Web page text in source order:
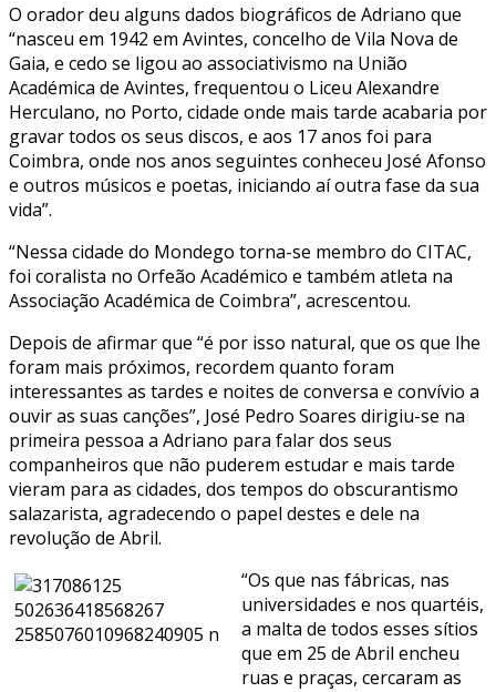
O orador deu alguns dados biográficos de Adriano que
“nasceu em 1942 em Avintes, concelho de Vila Nova de
Gaia, e cedo se ligou ao associativismo na União
Académica de Avintes, frequentou o Liceu Alexandre
Herculano, no Porto, cidade onde mais tarde acabaria por
gravar todos os seus discos, e aos 17 anos foi para
Coimbra, onde nos anos seguintes conheceu José Afonso
e outros músicos e poetas, iniciando aí outra fase da sua
vida”.
“Nessa cidade do Mondego torna-se membro do CITAC,
foi coralista no Orfeão Académico e também atleta na
Associação Académica de Coimbra”, acrescentou.
Depois de afirmar que “é por isso natural, que os que lhe
foram mais próximos, recordem quanto foram
interessantes as tardes e noites de conversa e convívio a
ouvir as suas canções”, José Pedro Soares dirigiu-se na
primeira pessoa a Adriano para falar dos seus
companheiros que não puderem estudar e mais tarde
vieram para as cidades, dos tempos do obscurantismo
salazarista, agradecendo o papel destes e dele na
revolução de Abril.
“Os que nas fábricas, nas
universidades e nos quartéis,
a malta de todos esses sítios
que em 25 de Abril encheu
ruas e praças, cercaram as